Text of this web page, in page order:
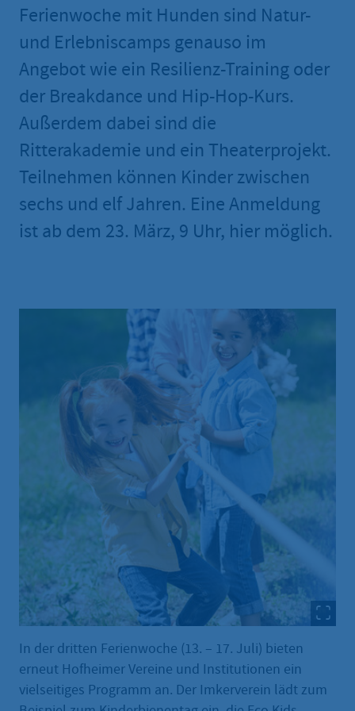
Ferienwoche mit Hunden sind Natur-
und Erlebniscamps genauso im
Angebot wie ein Resilienz-Training oder
der Breakdance und Hip-Hop-Kurs.
Außerdem dabei sind die
Ritterakademie und ein Theaterprojekt.
Teilnehmen können Kinder zwischen
sechs und elf Jahren. Eine Anmeldung
ist ab dem 23. März, 9 Uhr, hier möglich.
In der dritten Ferienwoche (13. – 17. Juli) bieten
erneut Hofheimer Vereine und Institutionen ein
vielseitiges Programm an. Der Imkerverein lädt zum